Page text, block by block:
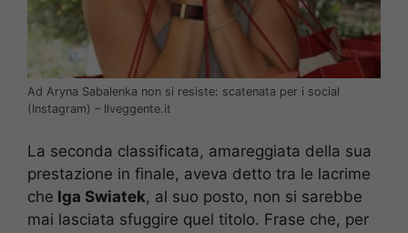
Ad Aryna Sabalenka non si resiste: scatenata per i social
(Instagram) – Ilveggente.it
La seconda classificata, amareggiata della sua
prestazione in finale, aveva detto tra le lacrime
che Iga Swiatek, al suo posto, non si sarebbe
mai lasciata sfuggire quel titolo. Frase che, per